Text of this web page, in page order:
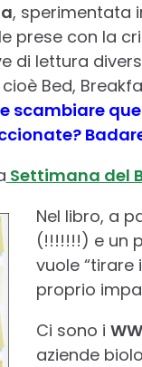
, sperimentata
prese con la
di lettura
cioè Bed,
scambiare
Settimana del
Nel libro, a
(!!!!!!!) e un
vuole “tirare
proprio
Ci sono i
aziende